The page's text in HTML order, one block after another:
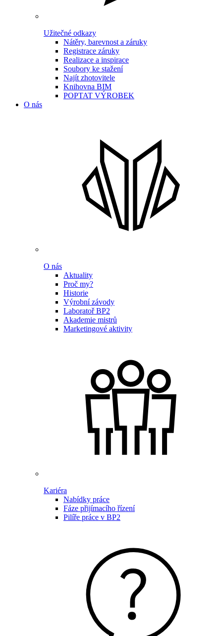
Užitečné odkazy
Nátěry, barevnost a záruky
Registrace záruky
Realizace a inspirace
Soubory ke stažení
Najít zhotovitele
Knihovna BIM
POPTAT VÝROBEK
O nás
O nás
Aktuality
Proč my?
Historie
Výrobní závody
Laboratoř BP2
Akademie mistrů
Marketingové aktivity
Kariéra
Nabídky práce
Fáze přijímacího řízení
Pilíře práce v BP2